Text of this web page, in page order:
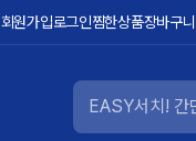
회원가입로그인찜한상품장바구니